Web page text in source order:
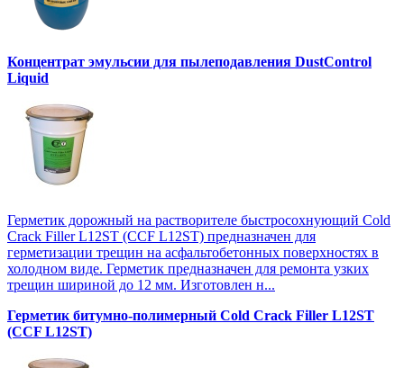
Концентрат эмульсии для пылеподавления DustControl
Liquid
Герметик дорожный на растворителе быстросохнующий Cold
Crack Filler L12SТ (CCF L12SТ) предназначен для
герметизации трещин на асфальтобетонных поверхностях в
холодном виде. Герметик предназначен для ремонта узких
трещин шириной до 12 мм. Изготовлен н...
Герметик битумно-полимерный Cold Crack Filler L12SТ
(CCF L12SТ)